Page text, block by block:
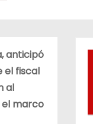
anticipó
el fiscal
al
el marco